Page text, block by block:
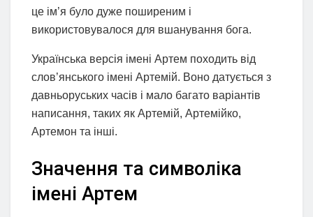
це ім’я було дуже поширеним і
використовувалося для вшанування бога.
Українська версія імені Артем походить від
слов’янського імені Артемій. Воно датується з
давньоруських часів і мало багато варіантів
написання, таких як Артемій, Артемійко,
Артемон та інші.
Значення та символіка
імені Артем